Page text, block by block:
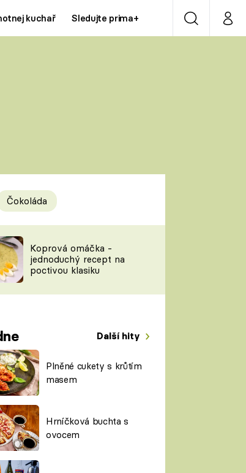
kuchař Sledujte prima+ VyhledáváníMůj
Prima LAJK
Sledujte nás
Čokoláda
Koprová omáčka -
jednoduchý recept na
poctivou klasiku
Další hity
Plněné cukety s krůtím
masem
Hrníčková buchta s
ovocem